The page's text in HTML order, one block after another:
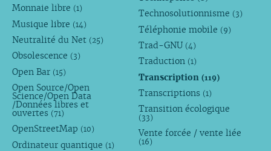
Monnaie libre (1)
Musique libre (14)
Neutralité du Net (25)
Obsolescence (3)
Open Bar (15)
Open Source/Open
Science/Open Data
/Données libres et
ouvertes (71)
OpenStreetMap (10)
Ordinateur quantique (1)
Technosolutionnisme (3)
Téléphonie mobile (9)
Trad-GNU (4)
Traduction (1)
Transcription(119)
Transcriptions (1)
Transition écologique
(33)
Vente forcée / vente liée
(16)